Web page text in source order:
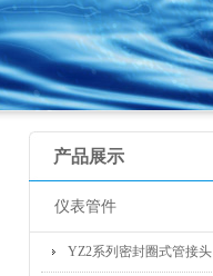
产品展示
仪表管件
YZ2系列密封圈式管接头